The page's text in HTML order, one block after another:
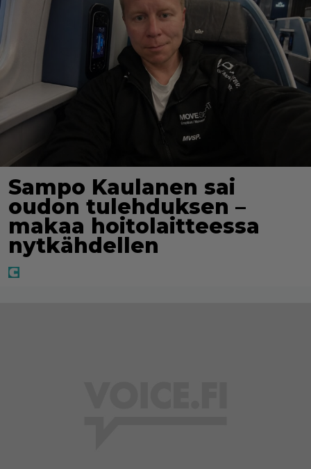
Sampo Kaulanen sai
oudon tulehduksen –
makaa hoitolaitteessa
nytkähdellen